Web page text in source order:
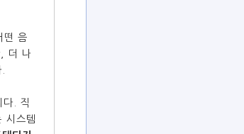
떤 음
더 나
다. 직
시스템